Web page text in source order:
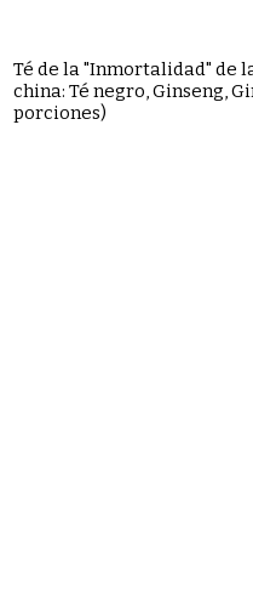
Té de la "Inmortalidad" de
china: Té negro, Ginseng,
porciones)